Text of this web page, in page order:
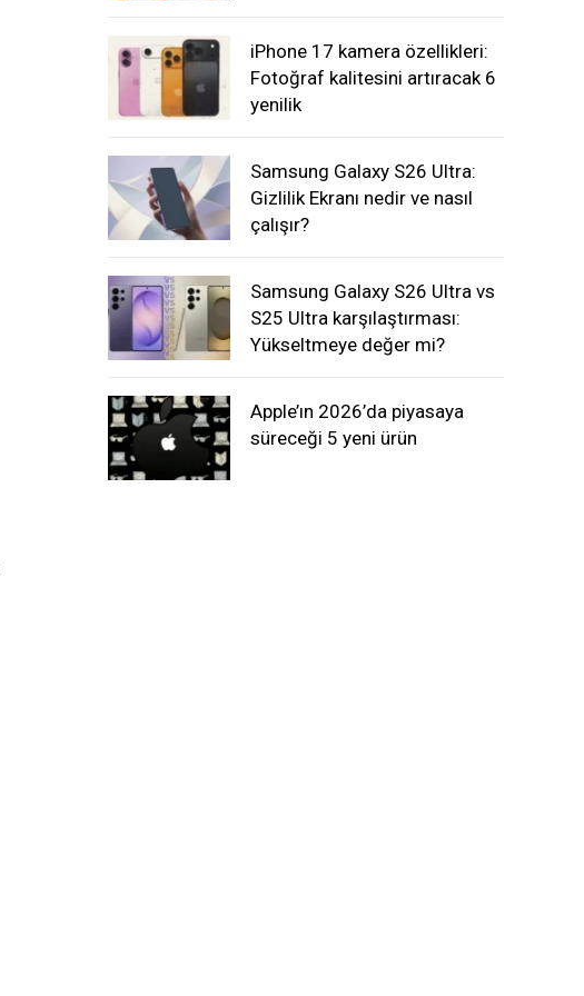
iPhone 17 kamera özellikleri:
Fotoğraf kalitesini artıracak 6
yenilik
Samsung Galaxy S26 Ultra:
Gizlilik Ekranı nedir ve nasıl
çalışır?
Samsung Galaxy S26 Ultra vs
S25 Ultra karşılaştırması:
Yükseltmeye değer mi?
Apple’ın 2026’da piyasaya
süreceği 5 yeni ürün